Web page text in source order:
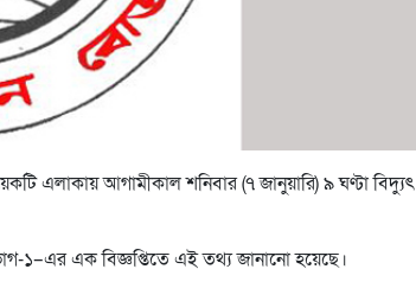
এলাকায় আগামীকাল শনিবার (৭ জানুয়ারি) ৯ ঘণ্টা বিদ্যুৎ
১–এর এক বিজ্ঞপ্তিতে এই তথ্য জানানো হয়েছে।